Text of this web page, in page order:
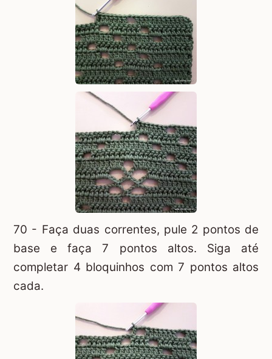
70 - Faça duas correntes, pule 2 pontos de
base e faça 7 pontos altos. Siga até
completar 4 bloquinhos com 7 pontos altos
cada.